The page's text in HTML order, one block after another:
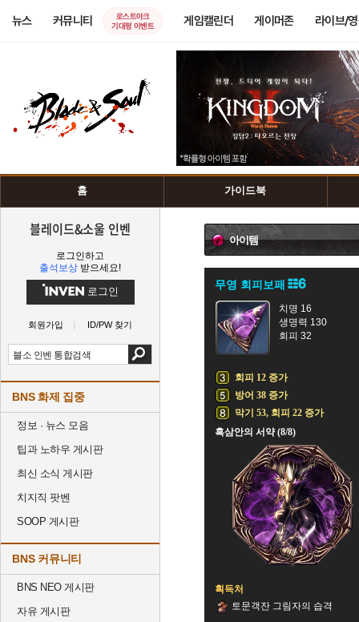
뉴스 커뮤니티
로스트아크
기대평 이벤트
게임캘린더 게이머존 라이브/
홈 가이드북
블레이드&소울 인벤
로그인하고
출석보상 받으세요!
로그인
회원가입 ID/PW 찾기
BNS 화제 집중
정보 · 뉴스 모음
팁과 노하우 게시판
최신 소식 게시판
치지직 팟벤
SOOP 게시판
BNS 커뮤니티
BNS NEO 게시판
자유 게시판
아이템
무영 회피보패
치명 16
생명력 130
회피 32
회피 12 증가
방어 38 증가
막기 53, 회피 22 증가
흑삼안의 서약 (8/8)
획득처
토문객잔 그림자의 습격